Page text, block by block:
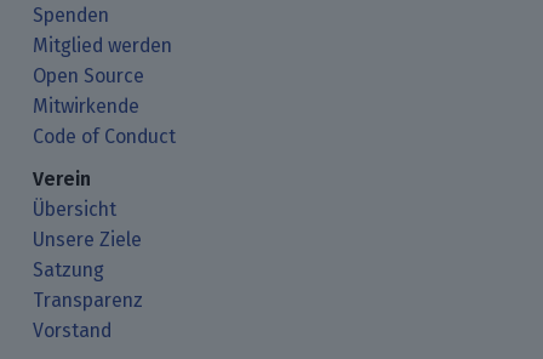
Spenden
Mitglied werden
Open Source
Mitwirkende
Code of Conduct
Verein
Übersicht
Unsere Ziele
Satzung
Transparenz
Vorstand